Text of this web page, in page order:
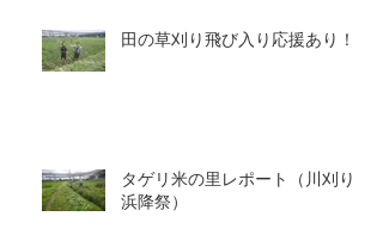
田の草刈り飛び入り応援あり！
タゲリ米の里レポート（川刈り～
浜降祭）